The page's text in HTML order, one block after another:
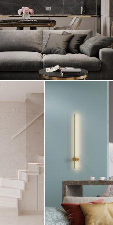
ар-деко
в
Проект 2023
Современный